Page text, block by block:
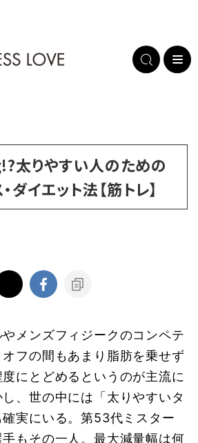
太りやすい人のための
ダイエット法【筋トレ】
メンズフィジークのコンペテ
フの間もあまり脂肪を乗せず
にとどめるというのが主流に
、世の中には「太りやすいタ
実にいる。第53代ミスター
もその一人。最大減量幅は何